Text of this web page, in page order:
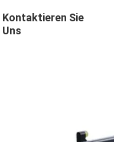
Kontaktieren Sie
Uns